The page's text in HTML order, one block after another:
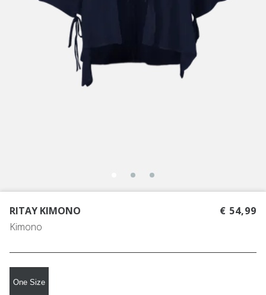
RITAY KIMONO
Kimono
€ 54,99
One Size